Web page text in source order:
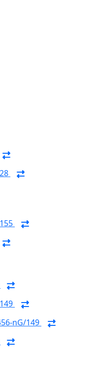
nG/149